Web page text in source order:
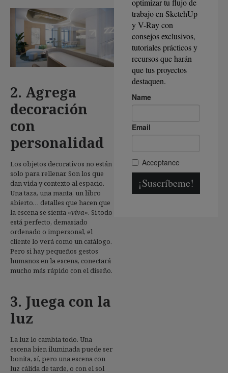
2. Agrega
decoración
con
personalidad
Los objetos decorativos no están
solo para rellenar. Son los que
dan vida y contexto al espacio.
Una taza, una manta, un libro
abierto… detalles que hacen que
la escena se sienta «viva«. Si todo
está perfecto, demasiado
ordenado o impersonal, el
cliente lo verá como un catálogo.
Pero si hay pequeños gestos
humanos en la escena, conectará
mucho más rápido con el diseño.
3. Juega con la
luz
La luz lo cambia todo. Una
escena bien iluminada puede ser
bonita, sí, pero una escena con
luz cálida de tarde, o con el sol